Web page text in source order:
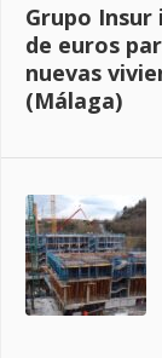
Grupo
de euros
nuevas
(Málaga)